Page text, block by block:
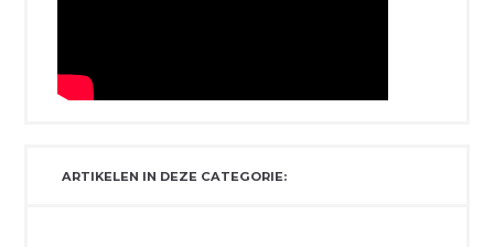
ARTIKELEN IN DEZE CATEGORIE: